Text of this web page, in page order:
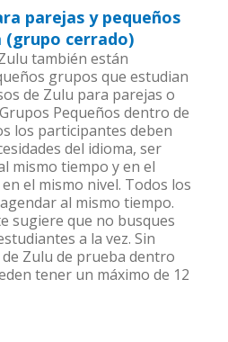
parejas y pequeños
(grupo cerrado)
también están
grupos que estudian
de Zulu para parejas o
Pequeños dentro de
los participantes deben
del idioma, ser
mismo tiempo y en el
el mismo nivel. Todos los
al mismo tiempo.
sugiere que no busques
a la vez. Sin
Zulu de prueba dentro
tener un máximo de 12